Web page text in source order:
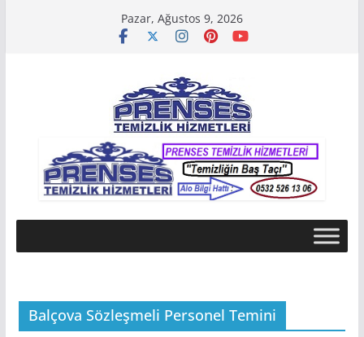
Pazar, Ağustos 9, 2026
Balçova Sözleşmeli Personel Temini